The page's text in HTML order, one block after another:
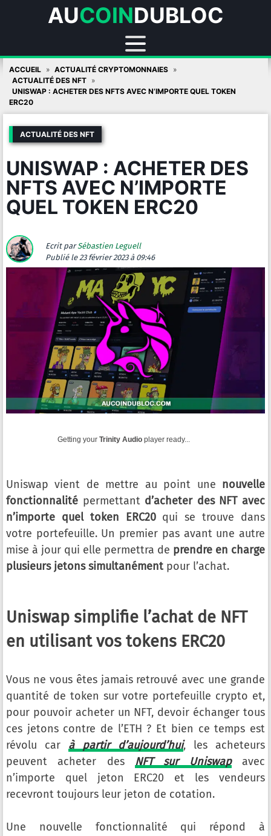
AUCOINDUBLOC
Skip
content
ACCUEIL
ACTUALITÉ CRYPTOMONNAIES
ACTUALITÉ DES NFT
UNISWAP : ACHETER DES NFTS AVEC N’IMPORTE QUEL TOKEN
ERC20
ACTUALITÉ DES NFT
UNISWAP : ACHETER DES
NFTS AVEC N’IMPORTE
QUEL TOKEN ERC20
Ecrit parSébastien Leguell
Publié le 23 février 2023 à 09:46
Getting your Trinity Audio player ready...
Uniswap vient de mettre au point une nouvelle
fonctionnalité permettant d’acheter des NFT avec
n’importe quel token ERC20qui se trouve dans
votre portefeuille. Un premier pas avant une autre
mise à jour qui elle permettra de prendre en charge
plusieurs jetons simultanément pour l’achat.
Uniswap simplifie l’achat de NFT
en utilisant vos tokens ERC20
Vous ne vous êtes jamais retrouvé avec une grande
quantité de token sur votre portefeuille crypto et,
pour pouvoir acheter un NFT, devoir échanger tous
ces jetons contre de l’ETH ? Et bien ce temps est
révolu car à partir d’aujourd’hui, les acheteurs
peuvent acheter des NFT sur Uniswapavec
n’importe quel jeton ERC20 et les vendeurs
recevront toujours leur jeton de cotation.
Une nouvelle fonctionnalité qui répond à